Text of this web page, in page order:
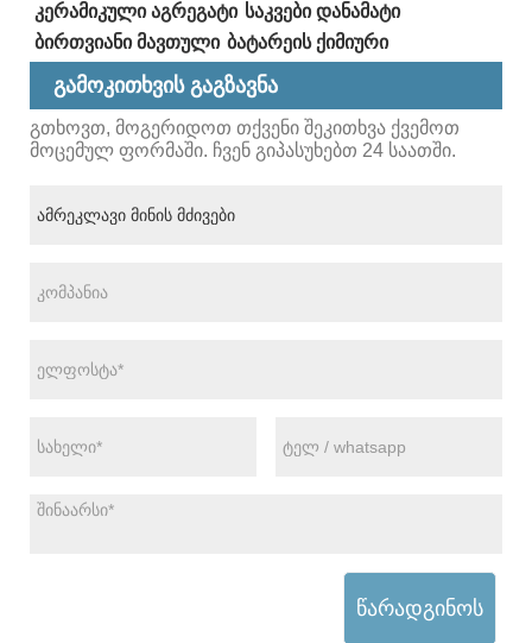
კერამიკული აგრეგატი საკვები დანამატი
ბირთვიანი მავთული ბატარეის ქიმიური
გამოკითხვის გაგზავნა
გთხოვთ, მოგერიდოთ თქვენი შეკითხვა ქვემოთ
მოცემულ ფორმაში. ჩვენ გიპასუხებთ 24 საათში.
წარადგინოს